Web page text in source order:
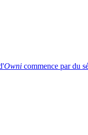
Owni commence par du